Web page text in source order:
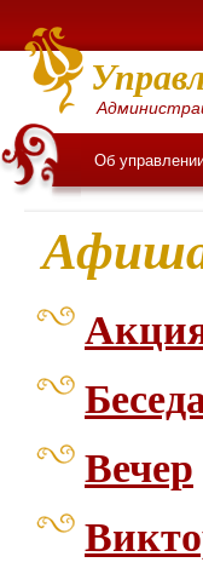
Об
Вечер